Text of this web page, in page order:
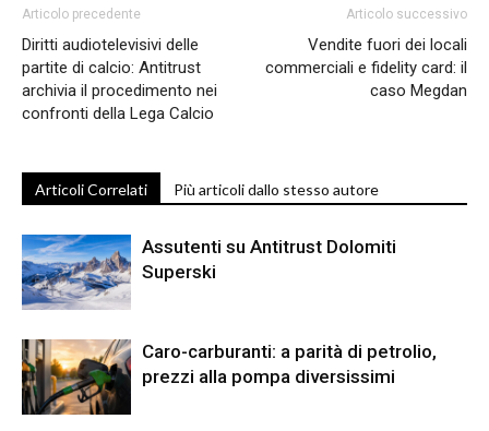
Articolo precedente
Diritti audiotelevisivi delle
partite di calcio: Antitrust
archivia il procedimento nei
confronti della Lega Calcio
Articolo successivo
Vendite fuori dei locali
commerciali e fidelity card: il
caso Megdan
Articoli Correlati Più articoli dallo stesso autore
Assutenti su Antitrust Dolomiti
Superski
Caro-carburanti: a parità di petrolio,
prezzi alla pompa diversissimi